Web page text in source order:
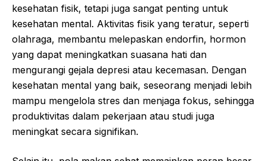
kesehatan fisik, tetapi juga sangat penting untuk
kesehatan mental. Aktivitas fisik yang teratur, seperti
olahraga, membantu melepaskan endorfin, hormon
yang dapat meningkatkan suasana hati dan
mengurangi gejala depresi atau kecemasan. Dengan
kesehatan mental yang baik, seseorang menjadi lebih
mampu mengelola stres dan menjaga fokus, sehingga
produktivitas dalam pekerjaan atau studi juga
meningkat secara signifikan.